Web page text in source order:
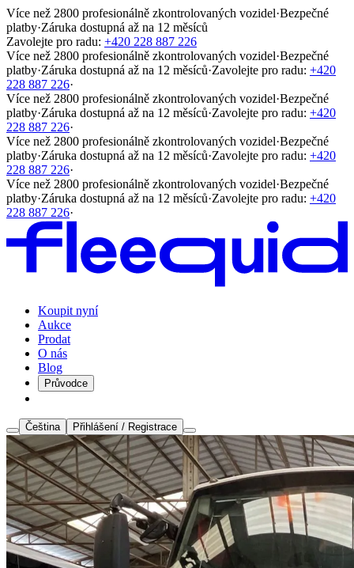
Více než 2800 profesionálně zkontrolovaných vozidel·Bezpečné
platby·Záruka dostupná až na 12 měsíců
Zavolejte pro radu: +420 228 887 226
Více než 2800 profesionálně zkontrolovaných vozidel·Bezpečné
platby·Záruka dostupná až na 12 měsíců·Zavolejte pro radu: +420
228 887 226·
Více než 2800 profesionálně zkontrolovaných vozidel·Bezpečné
platby·Záruka dostupná až na 12 měsíců·Zavolejte pro radu: +420
228 887 226·
Více než 2800 profesionálně zkontrolovaných vozidel·Bezpečné
platby·Záruka dostupná až na 12 měsíců·Zavolejte pro radu: +420
228 887 226·
Více než 2800 profesionálně zkontrolovaných vozidel·Bezpečné
platby·Záruka dostupná až na 12 měsíců·Zavolejte pro radu: +420
228 887 226·
Koupit nyní
Aukce
Prodat
O nás
Blog
Průvodce
Čeština Přihlášení / Registrace